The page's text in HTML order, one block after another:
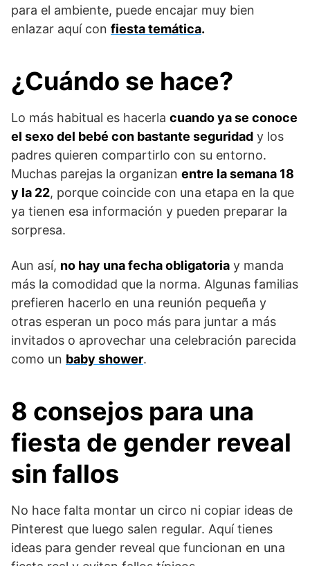
para el ambiente, puede encajar muy bien
enlazar aquí con fiesta temática.
¿Cuándo se hace?
Lo más habitual es hacerla cuando ya se conoce
el sexo del bebé con bastante seguridad y los
padres quieren compartirlo con su entorno.
Muchas parejas la organizan entre la semana 18
y la 22, porque coincide con una etapa en la que
ya tienen esa información y pueden preparar la
sorpresa.
Aun así, no hay una fecha obligatoria y manda
más la comodidad que la norma. Algunas familias
prefieren hacerlo en una reunión pequeña y
otras esperan un poco más para juntar a más
invitados o aprovechar una celebración parecida
como un baby shower.
8 consejos para una
fiesta de gender reveal
sin fallos
No hace falta montar un circo ni copiar ideas de
Pinterest que luego salen regular. Aquí tienes
ideas para gender reveal que funcionan en una